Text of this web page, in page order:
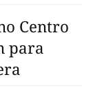
Centro
para